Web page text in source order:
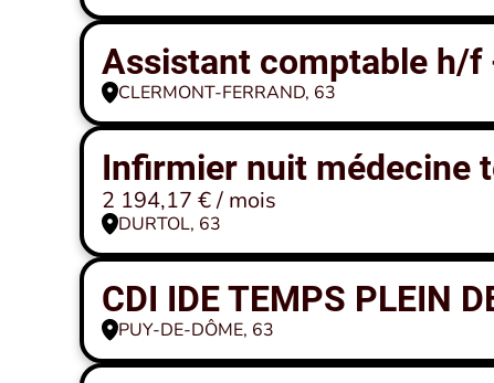
Assistant comptable h/f
CLERMONT-FERRAND, 63
Infirmier nuit médecine
2 194,17 € / mois
DURTOL, 63
CDI IDE TEMPS PLEIN
PUY-DE-DÔME, 63